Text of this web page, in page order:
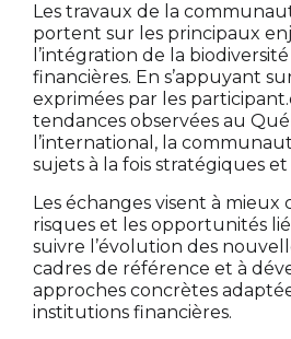
Les travaux de la
portent sur les principaux
l’intégration de la
financières. En s’appuyant
exprimées par les
tendances observées au
l’international, la
sujets à la fois stratégiques
Les échanges visent à
risques et les opportunités
suivre l’évolution des
cadres de référence et à
approches concrètes
institutions financières.